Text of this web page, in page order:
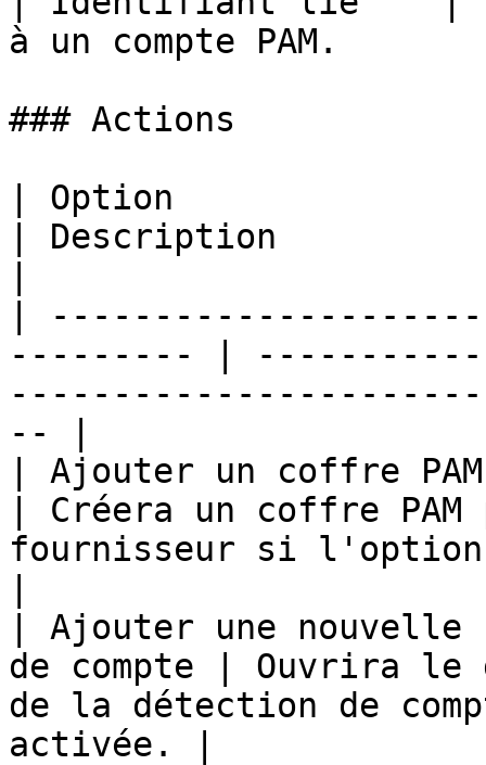
à un compte PAM.
### Actions
| Option
| Description
|
--------- |
-- |
| Ajouter un coffre PAM
| Créera un coffre
fournisseur si
| Ajouter une
de compte | Ouvrira le
de la détection de
activée. |